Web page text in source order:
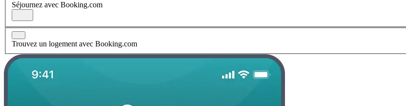
Séjournez avec Booking.com
Trouvez un logement avec Booking.com